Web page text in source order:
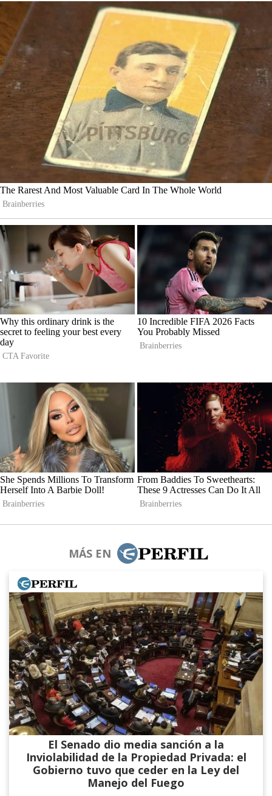
MÁS EN
El Senado dio media sanción a la
Inviolabilidad de la Propiedad Privada: el
Gobierno tuvo que ceder en la Ley del
Manejo del Fuego